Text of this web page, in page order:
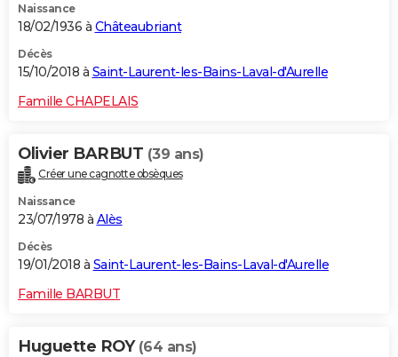
Naissance
18/02/1936 à Châteaubriant
Décès
15/10/2018 à Saint-Laurent-les-Bains-Laval-d'Aurelle
Famille CHAPELAIS
Olivier BARBUT (39 ans)
Créer une cagnotte obsèques
Naissance
23/07/1978 à Alès
Décès
19/01/2018 à Saint-Laurent-les-Bains-Laval-d'Aurelle
Famille BARBUT
Huguette ROY (64 ans)